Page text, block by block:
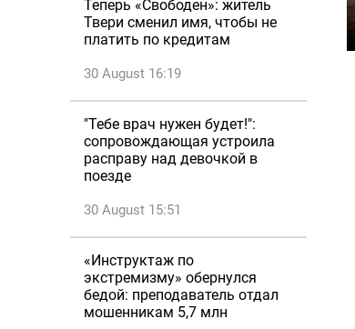
Теперь «Свободен»: житель
Твери сменил имя, чтобы не
платить по кредитам
30 August 16:19
"Тебе врач нужен будет!":
сопровождающая устроила
расправу над девочкой в
поезде
30 August 15:51
«Инструктаж по
экстремизму» обернулся
бедой: преподаватель отдал
мошенникам 5,7 млн